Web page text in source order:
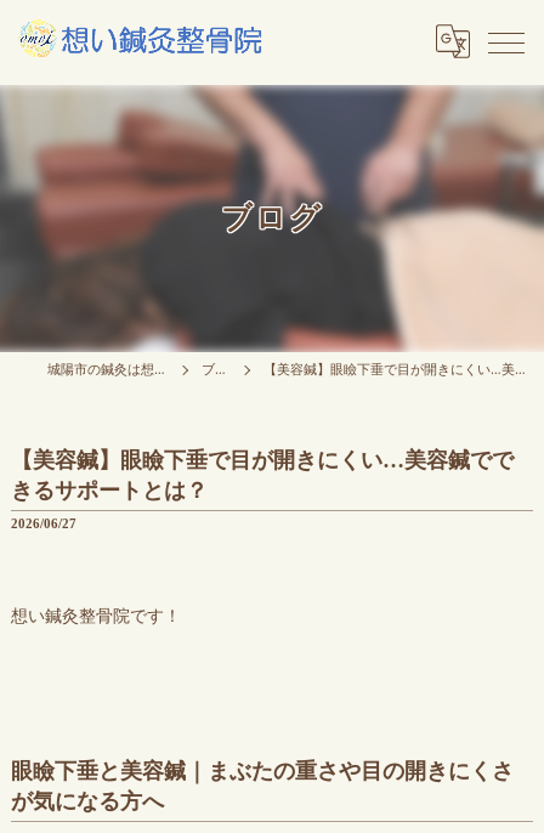
ブログ
城陽市の鍼灸は想い鍼灸整骨院 ブログ 【美容鍼】眼瞼下垂で目が開きにくい…美容鍼でできるサポートとは？
【美容鍼】眼瞼下垂で目が開きにくい…美容鍼でで
きるサポートとは？
2026/06/27
想い鍼灸整骨院です！
眼瞼下垂と美容鍼｜まぶたの重さや目の開きにくさ
が気になる方へ